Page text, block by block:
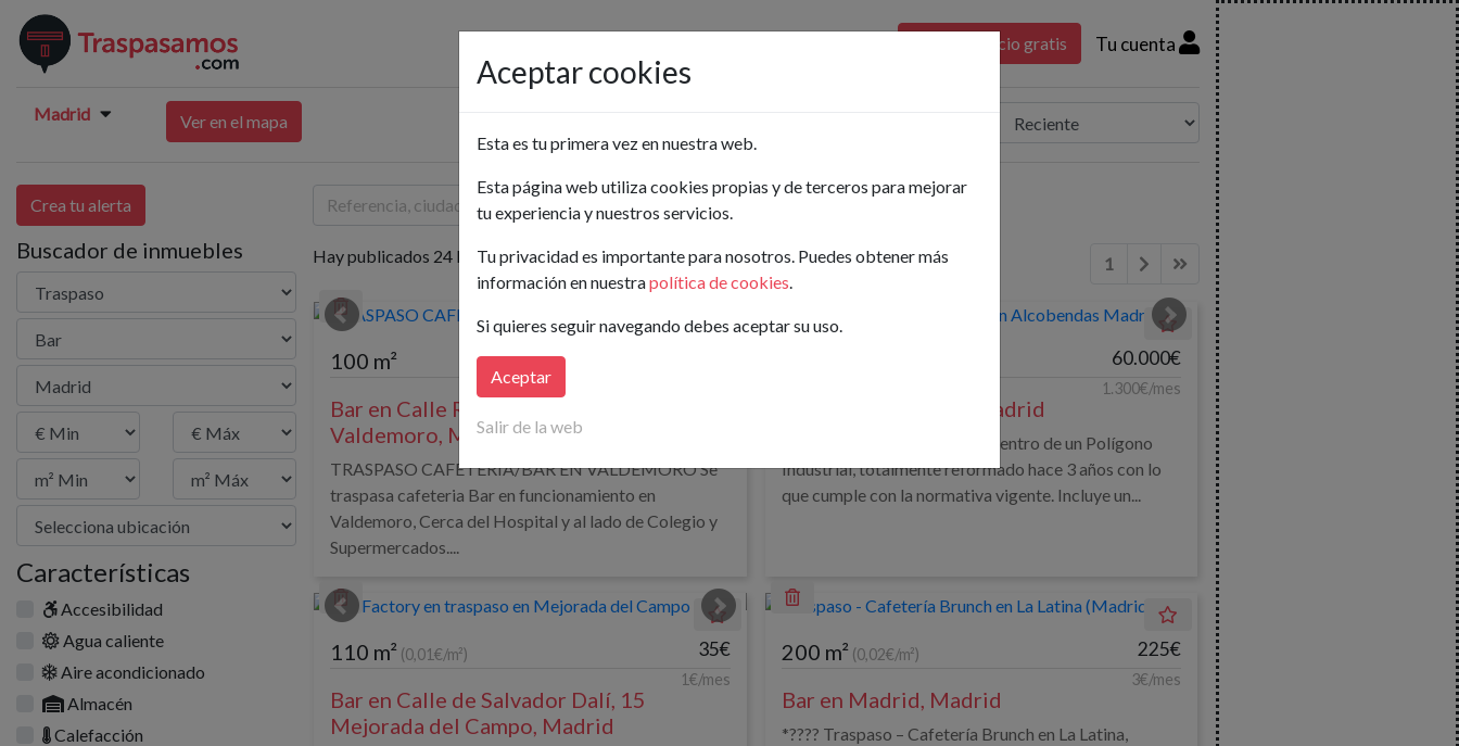
Pon tu anuncio gratis Tu cuenta
Madrid Ver en el mapa
Crea tu alerta
Buscador de inmuebles
Características
Accesibilidad
Agua caliente
Aire acondicionado
Almacén
Calefacción
Buscar
Hay publicados 24 Bar en Traspaso en Madrid 1 SiguienteÚltima página
100 m²
Bar en Calle Rosalía de Castro, 4
Valdemoro, Madrid
TRASPASO CAFETERIA/BAR EN VALDEMORO Se
traspasa cafeteria Bar en funcionamiento en
Valdemoro, Cerca del Hospital y al lado de Colegio y
Supermercados....
60.000€
1.300€/mes
Bar en Alcobendas, Madrid
Negocio en funcionamiento dentro de un Polígono
Industrial, totalmente reformado hace 3 años con lo
que cumple con la normativa vigente. Incluye un...
110 m² (0,01€/m²) 35€
1€/mes
Bar en Calle de Salvador Dalí, 15
Mejorada del Campo, Madrid
200 m² (0,02€/m²) 225€
3€/mes
Bar en Madrid, Madrid
*????️ Traspaso – Cafetería Brunch en La Latina,
Aceptar cookies
Esta es tu primera vez en nuestra web.
Esta página web utiliza cookies propias y de terceros para mejorar
tu experiencia y nuestros servicios.
Tu privacidad es importante para nosotros. Puedes obtener más
información en nuestrapolítica de cookies.
Si quieres seguir navegando debes aceptar su uso.
Aceptar
Salir de la web